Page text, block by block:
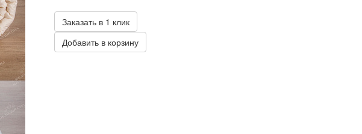
Заказать в 1 клик
Добавить в корзину